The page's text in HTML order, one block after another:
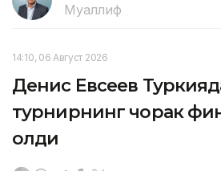
Муаллиф
14:10, 06 Август 2026
Денис Евсеев
турнирнинг чорак
олди